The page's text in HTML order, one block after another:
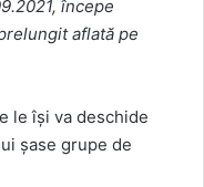
începe
aflată pe
le își va deschide
șase grupe de